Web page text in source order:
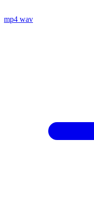
mp4 wav